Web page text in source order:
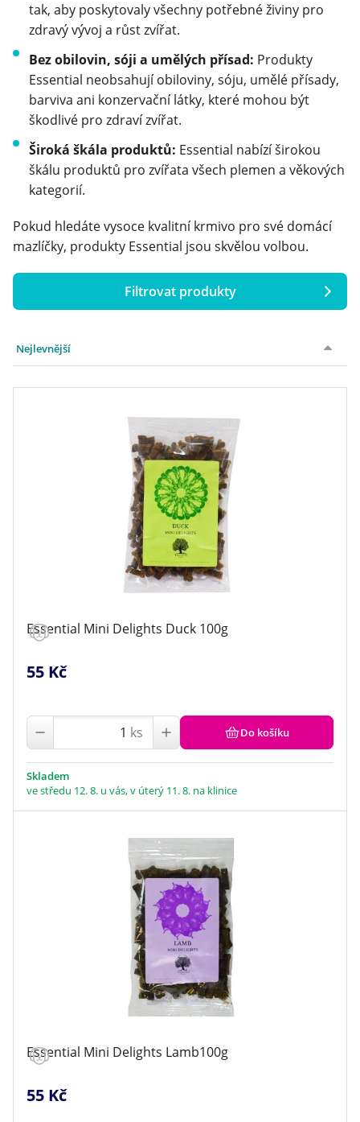
Filtrovat produkty
Hmotnost
až
tak, aby poskytovaly všechny potřebné živiny pro
zdravý vývoj a růst zvířat.
Bez obilovin, sóji a umělých přísad: Produkty
Essential neobsahují obiloviny, sóju, umělé přísady,
barviva ani konzervační látky, které mohou být
škodlivé pro zdraví zvířat.
Široká škála produktů: Essential nabízí širokou
škálu produktů pro zvířata všech plemen a věkových
kategorií.
Pokud hledáte vysoce kvalitní krmivo pro své domácí
mazlíčky, produkty Essential jsou skvělou volbou.
Nejlevnější
Essential Mini Delights Duck 100g
55 Kč
ks Do košíku
Skladem
ve středu 12. 8. u vás, v úterý 11. 8. na klinice
Essential Mini Delights Lamb100g
55 Kč